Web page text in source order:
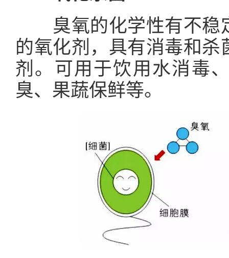
臭氧的化学性有不
的氧化剂，具有消毒和
剂。可用于饮用水消毒
臭、果蔬保鲜等。